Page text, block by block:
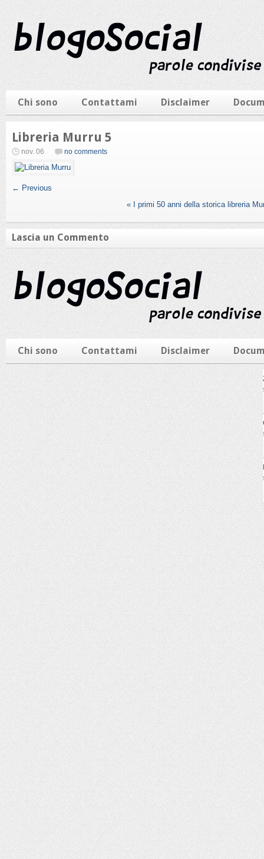
Chi sono Contattami Disclaimer
Libreria Murru 5
nov. 06 no comments
← Previous
«
I primi 50 anni della storica libreria
Lascia un Commento